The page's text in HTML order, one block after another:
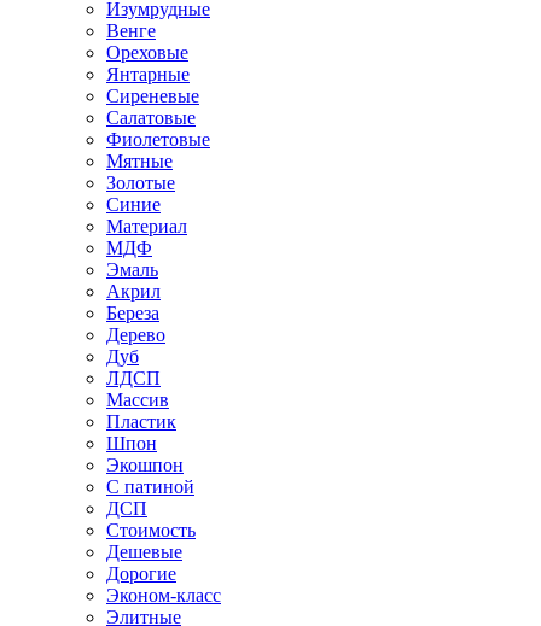
Изумрудные
Венге
Ореховые
Янтарные
Сиреневые
Салатовые
Фиолетовые
Мятные
Золотые
Синие
Материал
МДФ
Эмаль
Акрил
Береза
Дерево
Дуб
ЛДСП
Массив
Пластик
Шпон
Экошпон
С патиной
ДСП
Стоимость
Дешевые
Дорогие
Эконом-класс
Элитные